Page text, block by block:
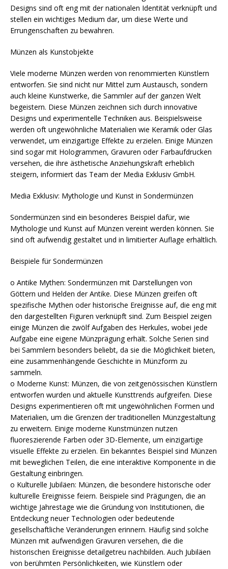
Designs sind oft eng mit der nationalen Identität verknüpft und
stellen ein wichtiges Medium dar, um diese Werte und
Errungenschaften zu bewahren.
Münzen als Kunstobjekte
Viele moderne Münzen werden von renommierten Künstlern
entworfen. Sie sind nicht nur Mittel zum Austausch, sondern
auch kleine Kunstwerke, die Sammler auf der ganzen Welt
begeistern. Diese Münzen zeichnen sich durch innovative
Designs und experimentelle Techniken aus. Beispielsweise
werden oft ungewöhnliche Materialien wie Keramik oder Glas
verwendet, um einzigartige Effekte zu erzielen. Einige Münzen
sind sogar mit Hologrammen, Gravuren oder Farbaufdrucken
versehen, die ihre ästhetische Anziehungskraft erheblich
steigern, informiert das Team der Media Exklusiv GmbH.
Media Exklusiv: Mythologie und Kunst in Sondermünzen
Sondermünzen sind ein besonderes Beispiel dafür, wie
Mythologie und Kunst auf Münzen vereint werden können. Sie
sind oft aufwendig gestaltet und in limitierter Auflage erhältlich.
Beispiele für Sondermünzen
o Antike Mythen: Sondermünzen mit Darstellungen von
Göttern und Helden der Antike. Diese Münzen greifen oft
spezifische Mythen oder historische Ereignisse auf, die eng mit
den dargestellten Figuren verknüpft sind. Zum Beispiel zeigen
einige Münzen die zwölf Aufgaben des Herkules, wobei jede
Aufgabe eine eigene Münzprägung erhält. Solche Serien sind
bei Sammlern besonders beliebt, da sie die Möglichkeit bieten,
eine zusammenhängende Geschichte in Münzform zu
sammeln.
o Moderne Kunst: Münzen, die von zeitgenössischen Künstlern
entworfen wurden und aktuelle Kunsttrends aufgreifen. Diese
Designs experimentieren oft mit ungewöhnlichen Formen und
Materialien, um die Grenzen der traditionellen Münzgestaltung
zu erweitern. Einige moderne Kunstmünzen nutzen
fluoreszierende Farben oder 3D-Elemente, um einzigartige
visuelle Effekte zu erzielen. Ein bekanntes Beispiel sind Münzen
mit beweglichen Teilen, die eine interaktive Komponente in die
Gestaltung einbringen.
o Kulturelle Jubiläen: Münzen, die besondere historische oder
kulturelle Ereignisse feiern. Beispiele sind Prägungen, die an
wichtige Jahrestage wie die Gründung von Institutionen, die
Entdeckung neuer Technologien oder bedeutende
gesellschaftliche Veränderungen erinnern. Häufig sind solche
Münzen mit aufwendigen Gravuren versehen, die die
historischen Ereignisse detailgetreu nachbilden. Auch Jubiläen
von berühmten Persönlichkeiten, wie Künstlern oder